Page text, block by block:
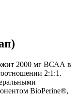
2000 мг ВСАА в
2:1:1.
BioPerine®,